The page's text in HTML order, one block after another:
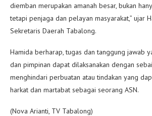
diemban merupakan amanah besar, bukan
tetapi penjaga dan pelayan masyarakat,” ujar
Sekretaris Daerah Tabalong.
Hamida berharap, tugas dan tanggung jawab
dan pimpinan dapat dilaksanakan dengan
menghindari perbuatan atau tindakan yang
harkat dan martabat sebagai seorang ASN.
(Nova Arianti, TV Tabalong)